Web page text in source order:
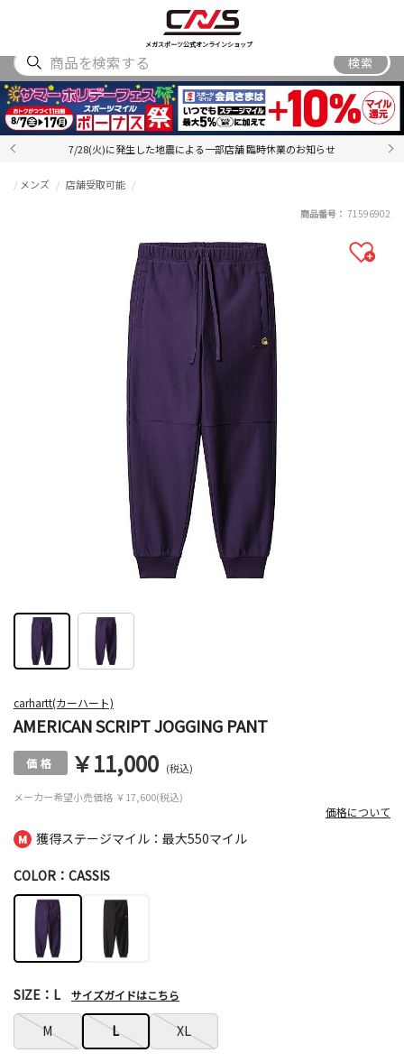
メガスポーツ公式オンラインショップ
ACCESSORY
検索
7/28(火)に発生した地震による一部店舗 臨時休業のお知らせ
獲得ステージマイル：最大550マイル
carhartt(カーハート)
AMERICAN SCRIPT JOGGING PANT
メンズ 店舗受取可能
メーカー希望小売価格 ￥17,600(税込)
￥11,000 (税込)
価格について
商品番号： 71596902
COLOR：CASSIS
M L XL
SIZE：L サイズガイドはこちら